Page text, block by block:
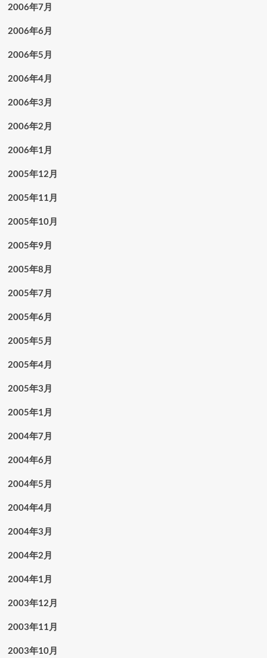
2006年7月
2006年6月
2006年5月
2006年4月
2006年3月
2006年2月
2006年1月
2005年12月
2005年11月
2005年10月
2005年9月
2005年8月
2005年7月
2005年6月
2005年5月
2005年4月
2005年3月
2005年1月
2004年7月
2004年6月
2004年5月
2004年4月
2004年3月
2004年2月
2004年1月
2003年12月
2003年11月
2003年10月